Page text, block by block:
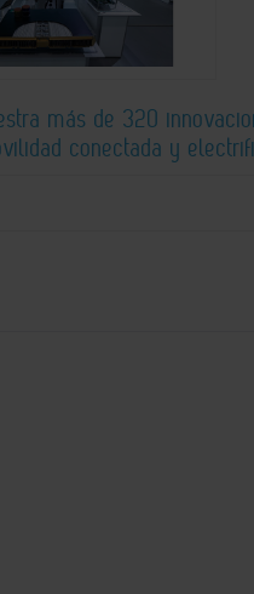
más de 320
conectada y